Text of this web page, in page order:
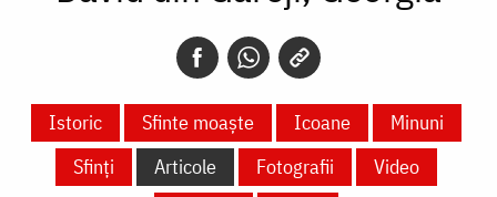
Istoric Sfinte moaște Icoane
Minuni
Sfinți
Articole Fotografii
Video